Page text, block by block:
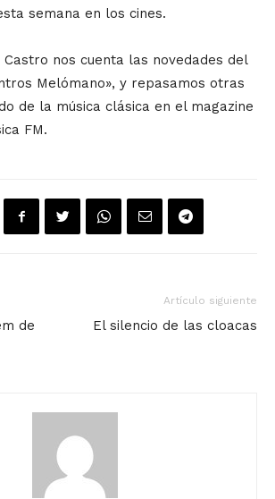
semana en los cines.
Castro nos cuenta las novedades del
Melómano», y repasamos otras
de la música clásica en el magazine
FM.
de
Artículo siguiente
El silencio de las cloacas